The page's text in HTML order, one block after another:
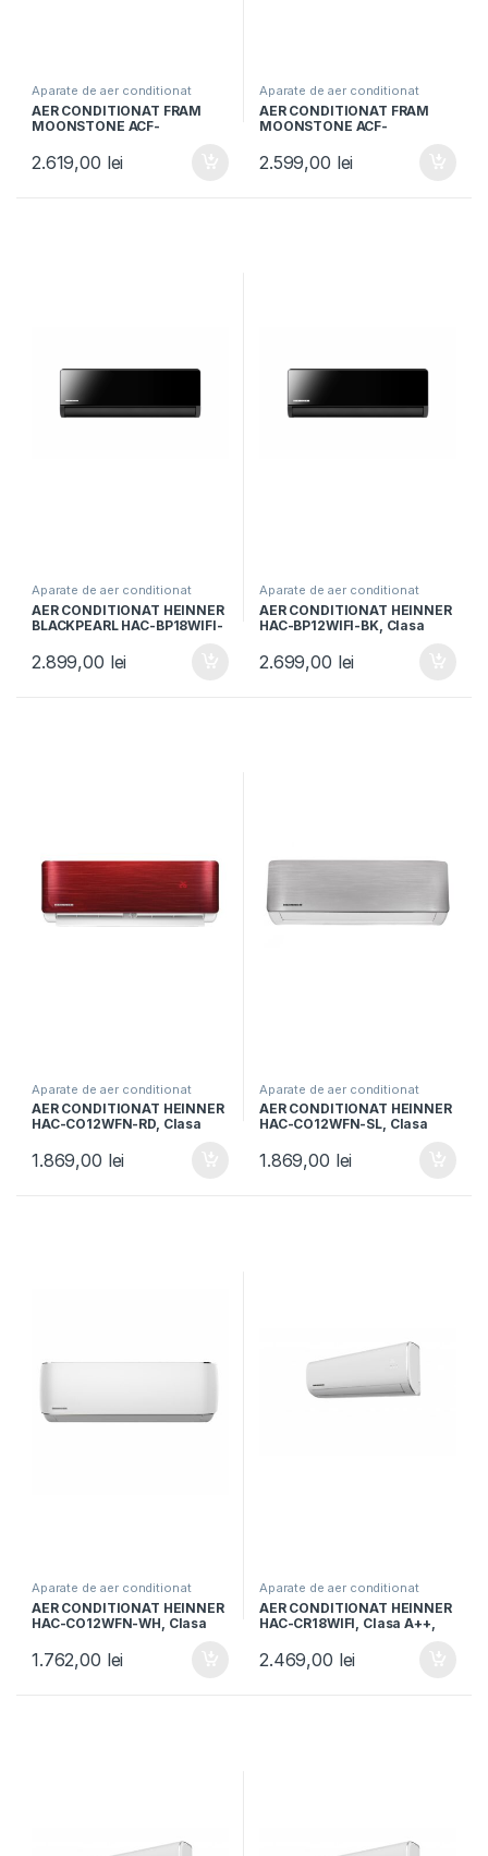
Aparate de aer conditionat
AER CONDITIONAT FRAM
MOONSTONE ACF-
12000BTU, Wi-Fi, Super
ionizare, Functie Breeze
2.619,00 lei
Aparate de aer conditionat
AER CONDITIONAT FRAM
MOONSTONE ACF-
12000BTU, Wi-Fi, Super
ionizare, Functie Breeze
2.599,00 lei
Aparate de aer conditionat
AER CONDITIONAT HEINNER
BLACKPEARL HAC-BP18WIFI-
Clasa A++/A+, Control WI-FI,
Functie Follow Me, Filtru
2.899,00 lei
Aparate de aer conditionat
AER CONDITIONAT HEINNER
HAC-BP12WIFI-BK, Clasa
Control Wi-Fi, functie Super
Ionizare, Breeze away,
2.699,00 lei
Aparate de aer conditionat
AER CONDITIONAT HEINNER
HAC-CO12WFN-RD, Clasa
Functie incalzire, Functie
ECO, Follow me, Freon R32,
1.869,00 lei
Aparate de aer conditionat
AER CONDITIONAT HEINNER
HAC-CO12WFN-SL, Clasa
Control WIFI, Functie ECO,
Follow me, R32, Argintiu
1.869,00 lei
Aparate de aer conditionat
AER CONDITIONAT HEINNER
HAC-CO12WFN-WH, Clasa
Functie ECO, Follow me, R32,
Alb
1.762,00 lei
Aparate de aer conditionat
AER CONDITIONAT HEINNER
HAC-CR18WIFI, Clasa A++,
Control Wi-Fi, Functie
incalzire, Follow me, Functie
2.469,00 lei